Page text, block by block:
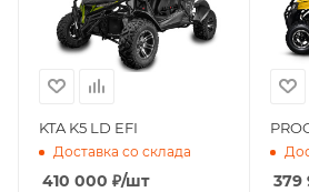
KTA K5 LD EFI
Доставка со склада
410 000 ₽/шт 379